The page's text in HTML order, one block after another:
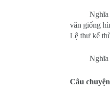
Nghĩa
văn giống
Lệ thư kế
Nghĩa
Câu